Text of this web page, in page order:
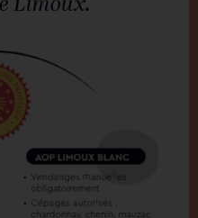
Limoux.